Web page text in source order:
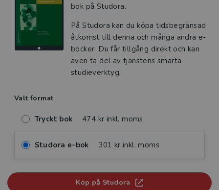
bok på Studora.
På Studora kan du köpa tidsbegränsad
åtkomst till denna och många andra e-
böcker. Du får tillgång direkt och kan
även ta del av tjänstens smarta
studieverktyg.
Valt format
Tryckt bok 474 kr inkl. moms
Studora e-bok 301 kr inkl. moms
Köp på Studora